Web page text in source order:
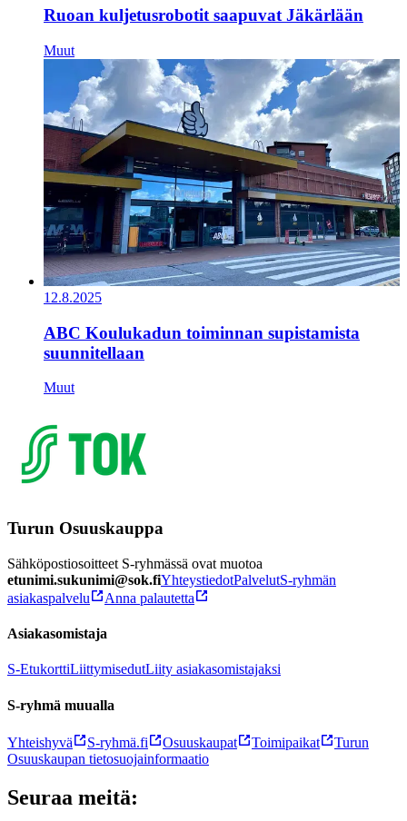
Ruoan kuljetusrobotit saapuvat Jäkärlään
Muut
12.8.2025
ABC Koulukadun toiminnan supistamista
suunnitellaan
Muut
Turun Osuuskauppa
Sähköpostiosoitteet S-ryhmässä ovat muotoa
etunimi.sukunimi@sok.fiYhteystiedotPalvelutS-ryhmän
asiakaspalvelu
Anna palautetta
Asiakasomistaja
S-EtukorttiLiittymisedutLiity asiakasomistajaksi
S-ryhmä muualla
Yhteishyvä S-ryhmä.fi Osuuskaupat Toimipaikat
Turun
Osuuskaupan tietosuojainformaatio
Seuraa meitä: